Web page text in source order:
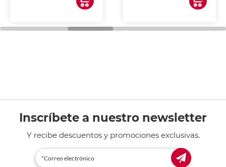
Inscríbete a nuestro newsletter
Y recibe descuentos y promociones exclusivas.